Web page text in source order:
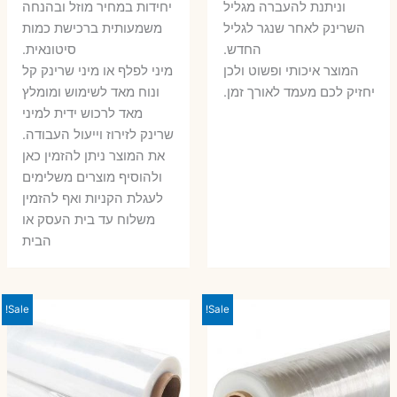
וניתנת להעברה מגליל
השרינק לאחר שנגר לגליל
החדש.
המוצר איכותי ופשוט ולכן
יחזיק לכם מעמד לאורך זמן.
יחידות במחיר מוזל ובהנחה
משמעותית ברכישת כמות
סיטונאית.
מיני לפלף או מיני שרינק קל
ונוח מאד לשימוש ומומלץ
מאד לרכוש ידית למיני
שרינק לזירוז וייעול העבודה.
את המוצר ניתן להזמין כאן
ולהוסיף מוצרים משלימים
לעגלת הקניות ואף להזמין
משלוח עד בית העסק או
הבית
Sale!
Sale!